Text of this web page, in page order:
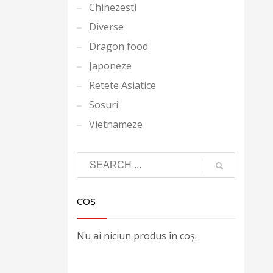
Chinezesti
Diverse
Dragon food
Japoneze
Retete Asiatice
Sosuri
Vietnameze
COȘ
Nu ai niciun produs în coș.